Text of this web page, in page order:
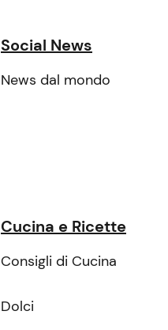
Social News
News dal mondo
Cucina e Ricette
Consigli di Cucina
Dolci